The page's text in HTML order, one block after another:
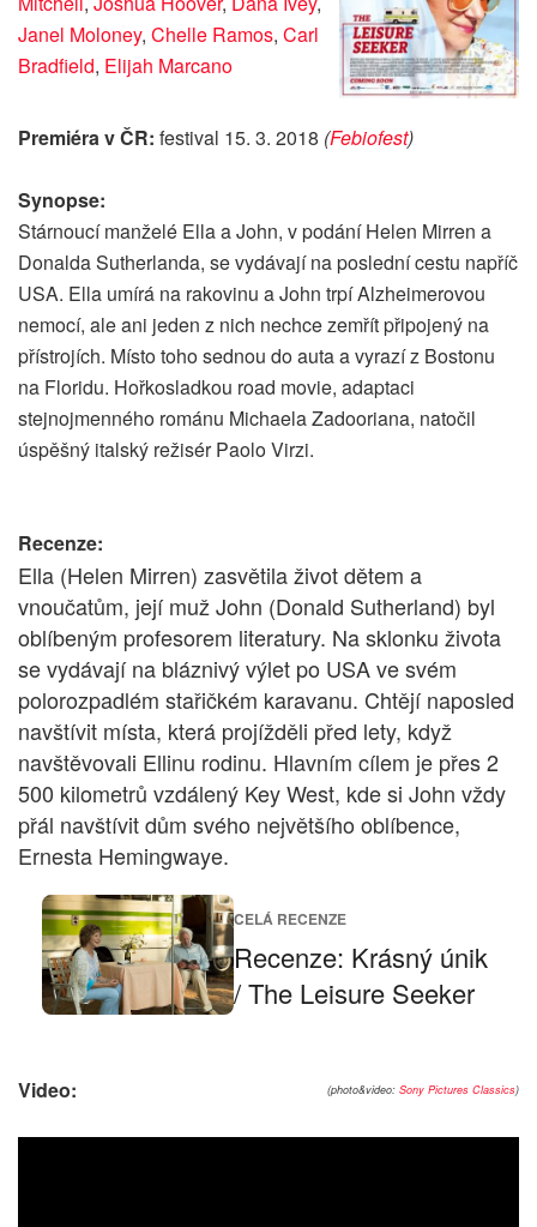
Janel Moloney, Chelle Ramos, Carl
Bradfield, Elijah Marcano
Premiéra v ČR: festival 15. 3. 2018 (Febiofest)
Synopse:
Stárnoucí manželé Ella a John, v podání Helen Mirren a
Donalda Sutherlanda, se vydávají na poslední cestu napříč
USA. Ella umírá na rakovinu a John trpí Alzheimerovou
nemocí, ale ani jeden z nich nechce zemřít připojený na
přístrojích. Místo toho sednou do auta a vyrazí z Bostonu
na Floridu. Hořkosladkou road movie, adaptaci
stejnojmenného románu Michaela Zadooriana, natočil
úspěšný italský režisér Paolo Virzi.
Recenze:
Ella (Helen Mirren) zasvětila život dětem a
vnoučatům, její muž John (Donald Sutherland) byl
oblíbeným profesorem literatury. Na sklonku života
se vydávají na bláznivý výlet po USA ve svém
polorozpadlém stařičkém karavanu. Chtějí naposled
navštívit místa, která projížděli před lety, když
navštěvovali Ellinu rodinu. Hlavním cílem je přes 2
500 kilometrů vzdálený Key West, kde si John vždy
přál navštívit dům svého největšího oblíbence,
Ernesta Hemingwaye.
CELÁ RECENZE
Recenze: Krásný únik
/ The Leisure Seeker
(photo&video: Sony Pictures Classics)
Video: